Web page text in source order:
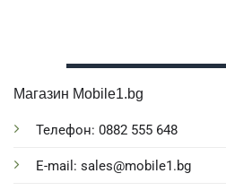
Магазин Mobile1.bg
Телефон: 0882 555 648
E-mail: sales@mobile1.bg